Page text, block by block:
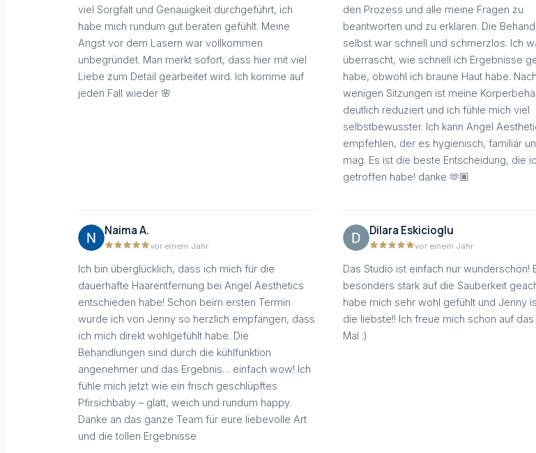
viel Sorgfalt und Genauigkeit durchgeführt, ich
habe mich rundum gut beraten gefühlt. Meine
Angst vor dem Lasern war vollkommen
unbegründet. Man merkt sofort, dass hier mit viel
Liebe zum Detail gearbeitet wird. Ich komme auf
jeden Fall wieder 🌸
den Prozess und alle meine Fragen zu
beantworten und zu erklären. Die
selbst war schnell und schmerzlos. Ich
überrascht, wie schnell ich Ergebnisse
habe, obwohl ich braune Haut habe.
wenigen Sitzungen ist meine
deutlich reduziert und ich fühle mich viel
selbstbewusster. Ich kann Angel
empfehlen, der es hygienisch, familiär
mag. Es ist die beste Entscheidung, die
getroffen habe! danke 🫶🏽
Naima A.
vor einem Jahr
Ich bin überglücklich, dass ich mich für die
dauerhafte Haarentfernung bei Angel Aesthetics
entschieden habe! Schon beim ersten Termin
wurde ich von Jenny so herzlich empfangen, dass
ich mich direkt wohlgefühlt habe. Die
Behandlungen sind durch die kühlfunktion
angenehmer und das Ergebnis… einfach wow! Ich
fühle mich jetzt wie ein frisch geschlüpftes
Pfirsichbaby – glatt, weich und rundum happy.
Danke an das ganze Team für eure liebevolle Art
und die tollen Ergebnisse
Dilara Eskicioglu
vor einem Jahr
Das Studio ist einfach nur wunderschön!
besonders stark auf die Sauberkeit
habe mich sehr wohl gefühlt und Jenny
die liebste!! Ich freue mich schon auf
Mal :)